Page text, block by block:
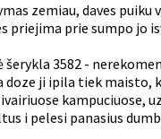
zemiau, daves puiku
priejima prie sumpo jo
3582 -
doze ji ipila tiek maisto,
kampuciuose,
i pelesi panasius